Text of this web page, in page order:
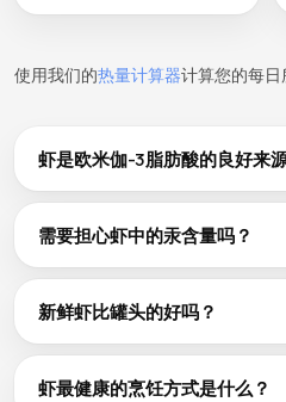
使用我们的热量计算器计算您的每日
虾是欧米伽-3脂肪酸的良好来
三文鱼、鲭鱼和沙丁鱼等多脂鱼
最丰富的食物来源之一。虾每
需要担心虾中的汞含量吗？
汞含量因鱼种而异。旗鱼、鲨鱼
多汞，而三文鱼、沙丁鱼和罗非
新鲜虾比罐头的好吗？
罐头和新鲜虾在营养上相差无几
（每100g 24g）和欧米伽-3脂肪
虾最健康的烹饪方式是什么？